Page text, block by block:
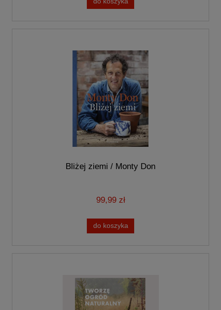
Bliżej ziemi / Monty Don
99,99 zł
do koszyka